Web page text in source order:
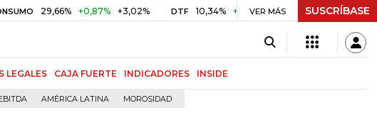
29,66% +0,87% +3,02% DTF 10,34% +0,10% +0,98% UVR $ 416,86 +$
VER MÁS SUSCRÍBASE
LEGALES CAJA FUERTE INDICADORES INSIDE
AMÉRICA LATINA MOROSIDAD